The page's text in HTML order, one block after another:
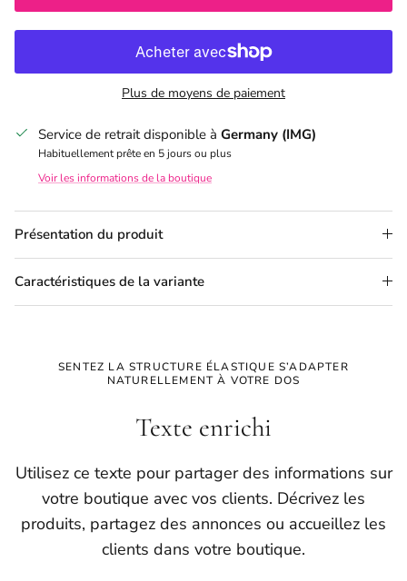
Plus de moyens de paiement
Service de retrait disponible à Germany (IMG)
Habituellement prête en 5 jours ou plus
Voir les informations de la boutique
Présentation du produit
Caractéristiques de la variante
SENTEZ LA STRUCTURE ÉLASTIQUE S’ADAPTER
NATURELLEMENT À VOTRE DOS
Texte enrichi
Utilisez ce texte pour partager des informations sur
votre boutique avec vos clients. Décrivez les
produits, partagez des annonces ou accueillez les
clients dans votre boutique.